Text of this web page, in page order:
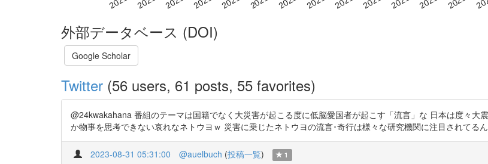
外部データベース (DOI)
Google Scholar
Twitter (56 users, 61 posts, 55 favorites)
@24kwakahana 番組のテーマは国籍でなく大災害が起こる度に低脳愛国者が起こす「流言」な 日本は度々大
か物事を思考できない哀れなネトウヨｗ 災害に乗じたネトウヨの流言･奇行は様々な研究機関に注目されてる
2023-08-31 05:31:00 @auelbuch (投稿一覧) 1